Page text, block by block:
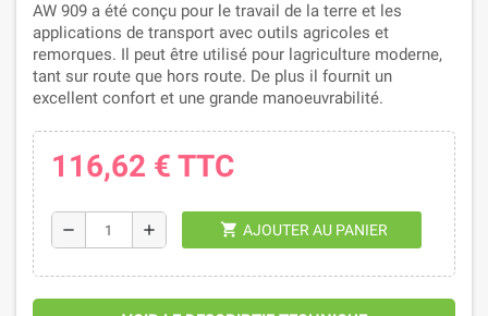
AW 909 a été conçu pour le travail de la terre et les
applications de transport avec outils agricoles et
remorques. Il peut être utilisé pour lagriculture moderne,
tant sur route que hors route. De plus il fournit un
excellent confort et une grande manoeuvrabilité.
116,62 € TTC
remove add shopping_cart AJOUTER AU PANIER